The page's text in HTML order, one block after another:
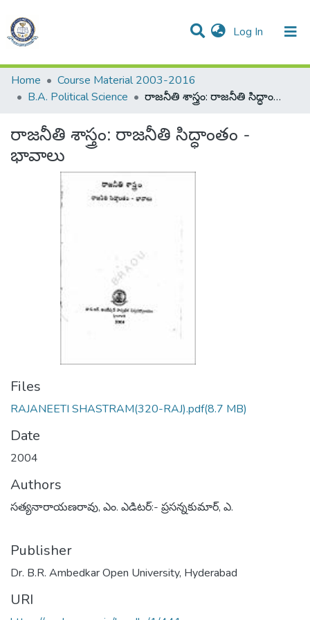
Log In (current)
Communities & Collections
Statistics
All of DSpace
Home
Course Material 2003-2016
B.A. Political Science
రాజనీతి శాస్త్రం: రాజనీతి సిద్ధాంతం - భావాలు
రాజనీతి శాస్త్రం: రాజనీతి సిద్ధాంతం -
భావాలు
Files
RAJANEETI SHASTRAM(320-RAJ).pdf(8.7 MB)
Date
2004
Authors
సత్యనారాయణరావు, ఎం. ఎడిటర్:- ప్రసన్నకుమార్, ఎ.
Publisher
Dr. B.R. Ambedkar Open University, Hyderabad
URI